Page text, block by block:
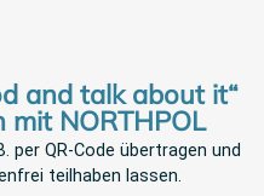
and talk about it“
mit NORTHPOL
per QR-Code übertragen und
teilhaben lassen.